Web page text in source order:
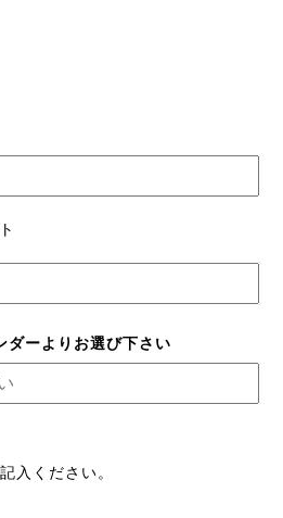
ダーよりお選び下さい
入ください。